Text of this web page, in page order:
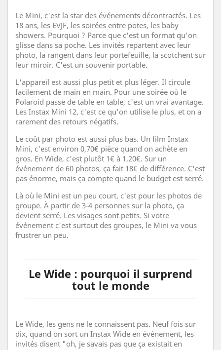
Le Mini, c'est la star des événements décontractés. Les
18 ans, les EVJF, les soirées entre potes, les baby
showers. Pourquoi ? Parce que c'est un format qu'on
glisse dans sa poche. Les invités repartent avec leur
photo, la rangent dans leur portefeuille, la scotchent sur
leur miroir. C'est un souvenir portable.
L'appareil est aussi plus petit et plus léger. Il circule
facilement de main en main. Pour une soirée où le
Polaroid passe de table en table, c'est un vrai avantage.
Les Instax Mini 12, c'est ce qu'on utilise le plus, et on a
rarement des retours négatifs.
Le coût par photo est aussi plus bas. Un film Instax
Mini, c'est environ 0,70€ pièce quand on achète en
gros. En Wide, c'est plutôt 1€ à 1,20€. Sur un
événement de 60 photos, ça fait 18€ de différence. C'est
pas énorme, mais ça compte quand le budget est serré.
Là où le Mini est un peu court, c'est pour les photos de
groupe. À partir de 3-4 personnes sur la photo, ça
devient serré. Les visages sont petits. Si votre
événement c'est surtout des groupes, le Mini va vous
frustrer un peu.
Le Wide : pourquoi il surprend
tout le monde
Le Wide, les gens ne le connaissent pas. Neuf fois sur
dix, quand on sort un Instax Wide en événement, les
invités disent "oh, je savais pas que ça existait en